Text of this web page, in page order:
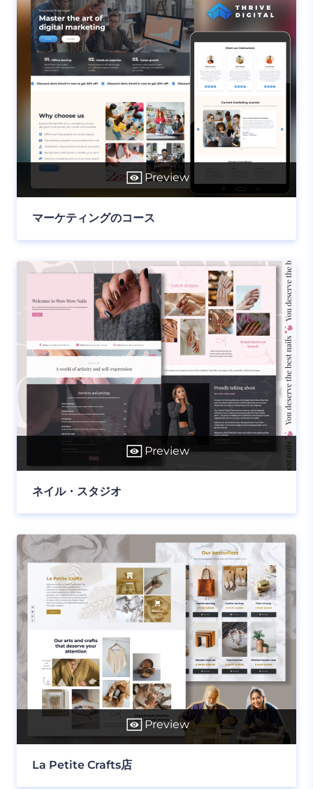
Preview
マーケティングのコース
Preview
ネイル・スタジオ
Preview
La Petite Crafts店